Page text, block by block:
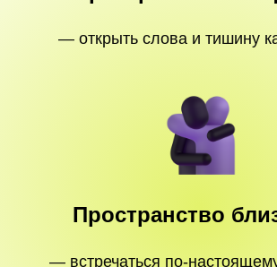
— открыть слова и тишину
Пространство
— встречаться по-